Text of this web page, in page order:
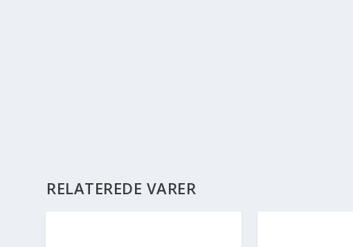
RELATEREDE VARER